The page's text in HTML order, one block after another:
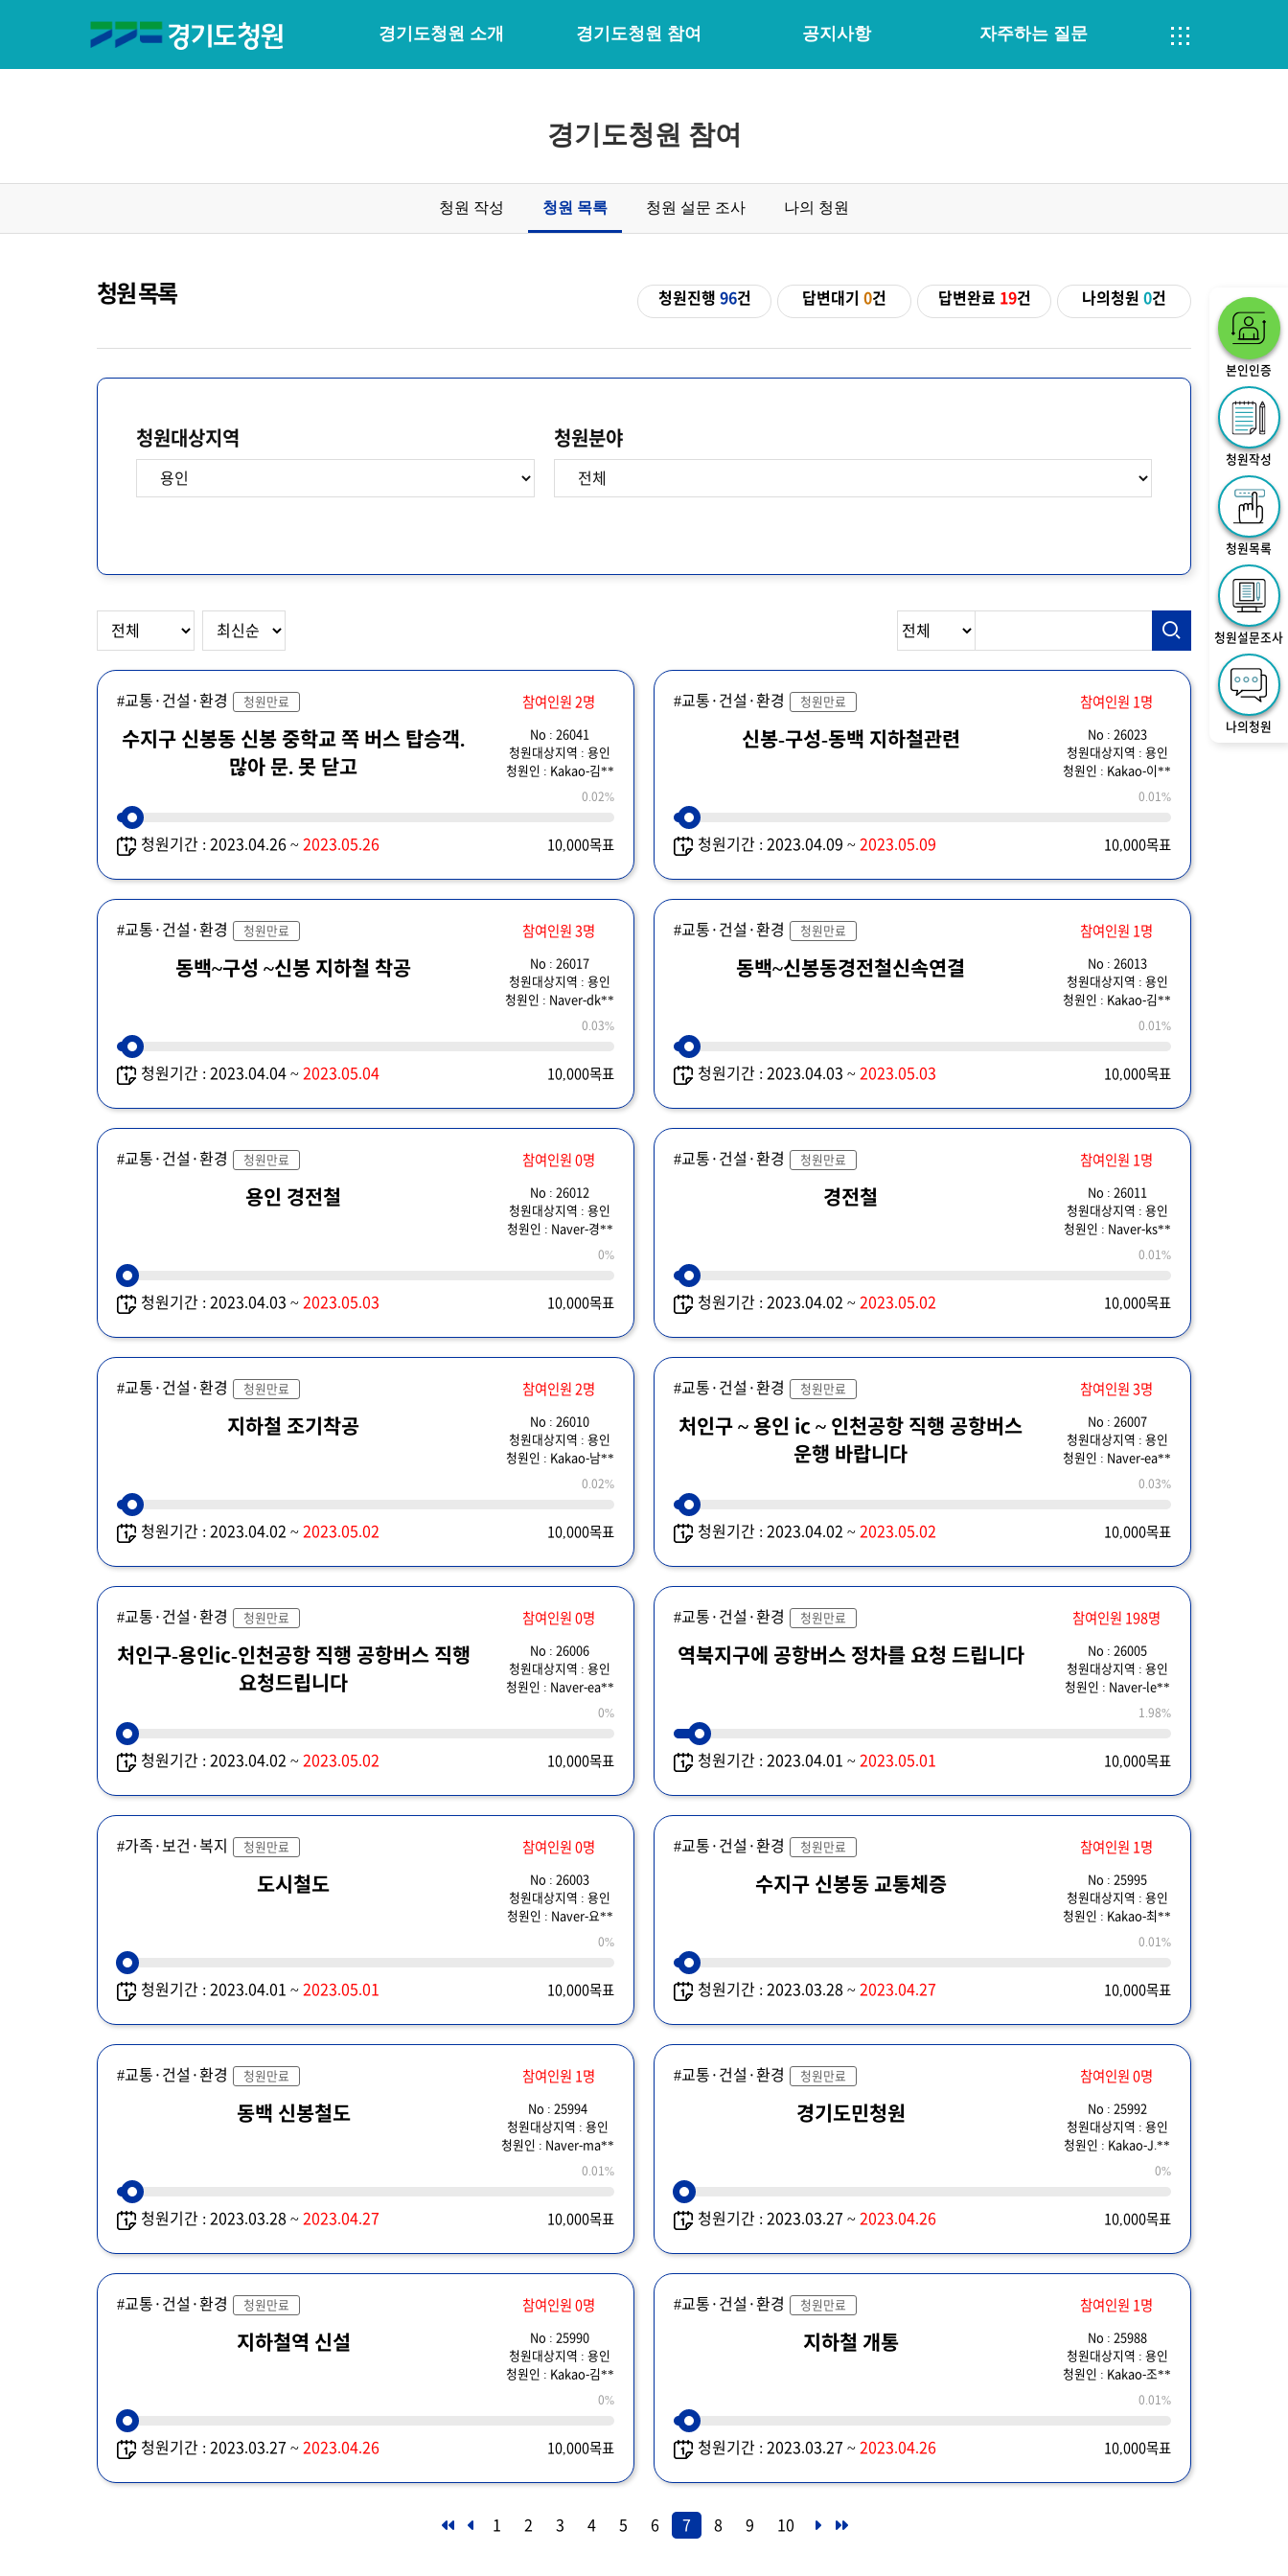
경기도청원 소개 경기도청원 참여 공지사항 자주하는 질문
본인인증
청원작성
청원목록
청원설문조사
나의청원
경기도청원 참여
청원 작성 청원 목록 청원 설문 조사 나의 청원
청원 목록 청원진행 96건 답변대기0건 답변완료 19건 나의청원0건
청원대상지역 청원분야
#교통·건설·환경 청원만료 참여인원 2명
수지구 신봉동 신봉 중학교 쪽 버스 탑승객.
많아 문. 못 닫고
No : 26041
청원대상지역 : 용인
청원인 : Kakao-김**
0.02%
청원기간 : 2023.04.26 ~ 2023.05.26 10,000목표
#교통·건설·환경 청원만료 참여인원 1명
신봉-구성-동백 지하철관련
No : 26023
청원대상지역 : 용인
청원인 : Kakao-이**
0.01%
청원기간 : 2023.04.09 ~ 2023.05.09 10,000목표
#교통·건설·환경 청원만료 참여인원 3명
동백~구성 ~신봉 지하철 착공
No : 26017
청원대상지역 : 용인
청원인 : Naver-dk**
0.03%
청원기간 : 2023.04.04 ~ 2023.05.04 10,000목표
#교통·건설·환경 청원만료 참여인원 1명
동백~신봉동경전철신속연결
No : 26013
청원대상지역 : 용인
청원인 : Kakao-김**
0.01%
청원기간 : 2023.04.03 ~ 2023.05.03 10,000목표
#교통·건설·환경 청원만료 참여인원 0명
용인 경전철
No : 26012
청원대상지역 : 용인
청원인 : Naver-경**
0%
청원기간 : 2023.04.03 ~ 2023.05.03 10,000목표
#교통·건설·환경 청원만료 참여인원 1명
경전철
No : 26011
청원대상지역 : 용인
청원인 : Naver-ks**
0.01%
청원기간 : 2023.04.02 ~ 2023.05.02 10,000목표
#교통·건설·환경 청원만료 참여인원 2명
지하철 조기착공
No : 26010
청원대상지역 : 용인
청원인 : Kakao-남**
0.02%
청원기간 : 2023.04.02 ~ 2023.05.02 10,000목표
#교통·건설·환경 청원만료 참여인원 3명
처인구 ~ 용인 ic ~ 인천공항 직행 공항버스
운행 바랍니다
No : 26007
청원대상지역 : 용인
청원인 : Naver-ea**
0.03%
청원기간 : 2023.04.02 ~ 2023.05.02 10,000목표
#교통·건설·환경 청원만료 참여인원 0명
처인구-용인ic-인천공항 직행 공항버스 직행
요청드립니다
No : 26006
청원대상지역 : 용인
청원인 : Naver-ea**
0%
청원기간 : 2023.04.02 ~ 2023.05.02 10,000목표
#교통·건설·환경 청원만료 참여인원 198명
역북지구에 공항버스 정차를 요청 드립니다
No : 26005
청원대상지역 : 용인
청원인 : Naver-le**
1.98%
청원기간 : 2023.04.01 ~ 2023.05.01 10,000목표
#가족·보건·복지 청원만료 참여인원 0명
도시철도
No : 26003
청원대상지역 : 용인
청원인 : Naver-요**
0%
청원기간 : 2023.04.01 ~ 2023.05.01 10,000목표
#교통·건설·환경 청원만료 참여인원 1명
수지구 신봉동 교통체증
No : 25995
청원대상지역 : 용인
청원인 : Kakao-최**
0.01%
청원기간 : 2023.03.28 ~ 2023.04.27 10,000목표
#교통·건설·환경 청원만료 참여인원 1명
동백 신봉철도
No : 25994
청원대상지역 : 용인
청원인 : Naver-ma**
0.01%
청원기간 : 2023.03.28 ~ 2023.04.27 10,000목표
#교통·건설·환경 청원만료 참여인원 0명
경기도민청원
No : 25992
청원대상지역 : 용인
청원인 : Kakao-J.**
0%
청원기간 : 2023.03.27 ~ 2023.04.26 10,000목표
#교통·건설·환경 청원만료 참여인원 0명
지하철역 신설
No : 25990
청원대상지역 : 용인
청원인 : Kakao-김**
0%
청원기간 : 2023.03.27 ~ 2023.04.26 10,000목표
#교통·건설·환경 청원만료 참여인원 1명
지하철 개통
No : 25988
청원대상지역 : 용인
청원인 : Kakao-조**
0.01%
청원기간 : 2023.03.27 ~ 2023.04.26 10,000목표
1 2 3 4 5 6 7 8 9 10